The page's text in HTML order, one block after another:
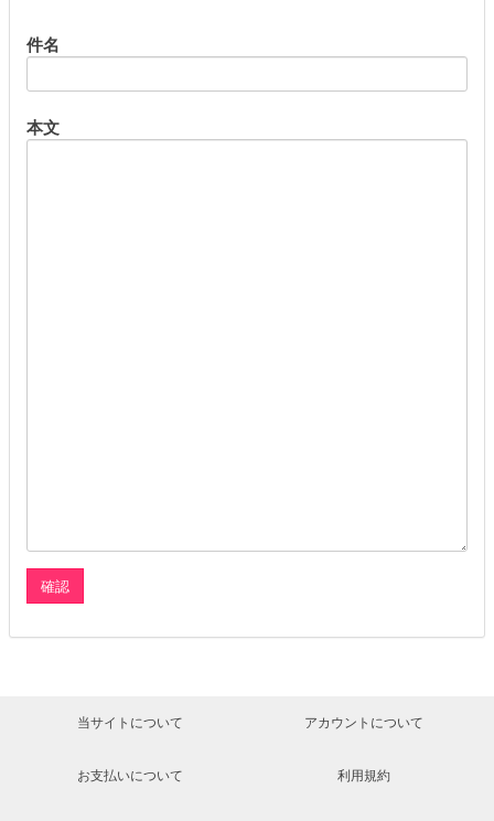
件名
本文
当サイトについて アカウントについて
お支払いについて 利用規約